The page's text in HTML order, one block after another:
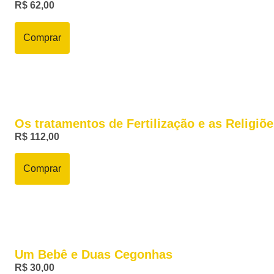
R$ 62,00
Comprar
Os tratamentos de Fertilização e as
R$ 112,00
Comprar
Um Bebê e Duas Cegonhas
R$ 30,00